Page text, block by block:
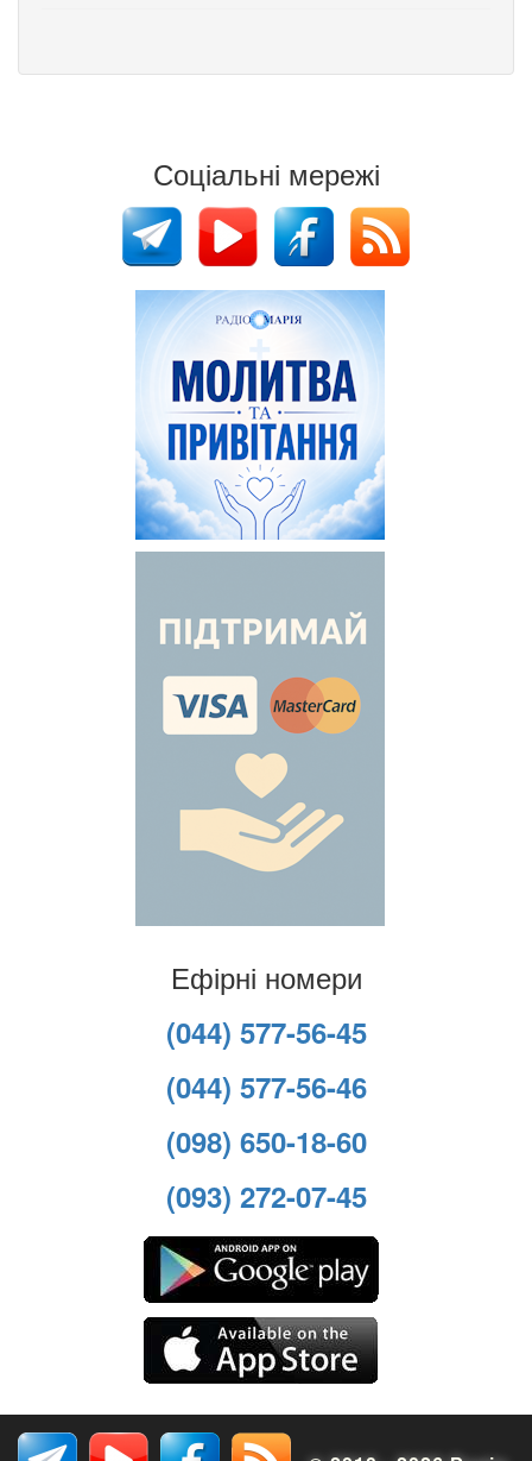
Соціальні мережі
Ефірні номери
(044) 577-56-45
(044) 577-56-46
(098) 650-18-60
(093) 272-07-45